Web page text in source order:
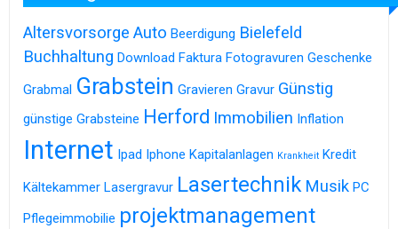
Altersvorsorge Auto Beerdigung Bielefeld
Buchhaltung Download Faktura Fotogravuren Geschenke
Grabmal Grabstein Gravieren Gravur Günstig
günstige Grabsteine Herford Immobilien Inflation
Internet Ipad Iphone Kapitalanlagen Krankheit Kredit
Kältekammer Lasergravur Lasertechnik Musik PC
Pflegeimmobilie projektmanagement